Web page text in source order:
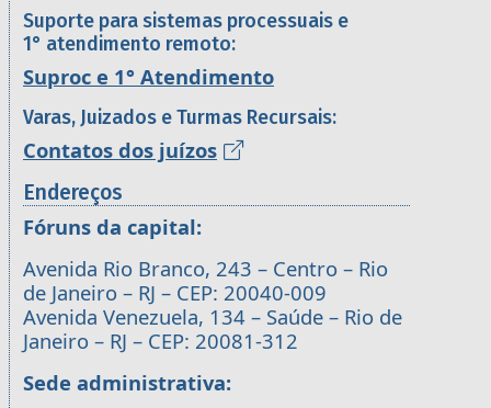
Suporte para sistemas processuais e
1° atendimento remoto:
Suproc e 1° Atendimento
Varas, Juizados e Turmas Recursais:
Contatos dos juízos
Endereços
Fóruns da capital:
Avenida Rio Branco, 243 – Centro – Rio
de Janeiro – RJ – CEP: 20040-009
Avenida Venezuela, 134 – Saúde – Rio de
Janeiro – RJ – CEP: 20081-312
Sede administrativa: